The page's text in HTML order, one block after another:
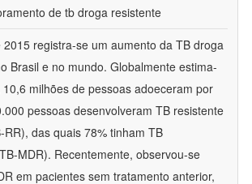
de tb droga resistente
2015 registra-se um aumento da TB droga
Brasil e no mundo. Globalmente estima-
milhões de pessoas adoeceram por
pessoas desenvolveram TB resistente
das quais 78% tinham TB
MDR). Recentemente, observou-se
em pacientes sem tratamento anterior,